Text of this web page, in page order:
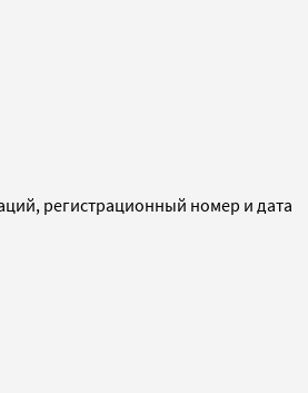
регистрационный номер и дата